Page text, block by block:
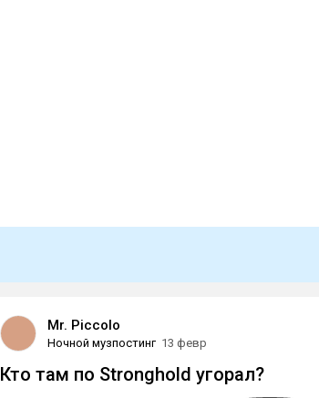
Mr. Piccolo
Ночной музпостинг 13 февр
Кто там по Stronghold угорал?